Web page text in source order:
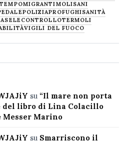
MIGRANTIMOLISANI
POLIZIAPROFUGHISANITÀ
SELECONTROLLOTERMOLI
VIGILI DEL FUOCO
su “Il mare non porta
del libro di Lina Colacillo
Messer Marino
su Smarriscono il